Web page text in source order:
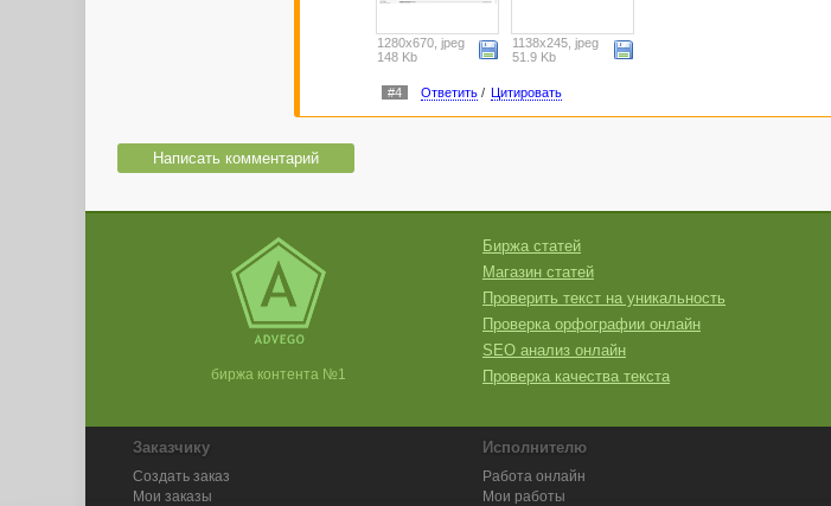
1280x670, jpeg
148 Kb
1138x245, jpeg
51.9 Kb
#4 Ответить/ Цитировать
Написать комментарий
биржа контента №1
Биржа статей
Магазин статей
Проверить текст на уникальность
Проверка орфографии онлайн
SEO анализ онлайн
Проверка качества текста
Заказчику
Создать заказ
Мои заказы
Исполнителю
Работа онлайн
Мои работы